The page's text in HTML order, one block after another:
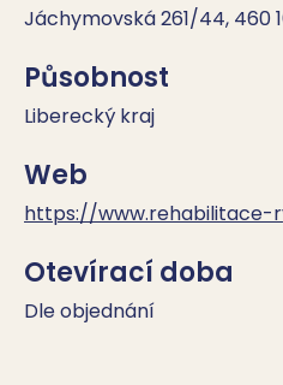
Jáchymovská 261/44, 460
Působnost
Liberecký kraj
Web
https://www.rehabilitace-
Otevírací doba
Dle objednání